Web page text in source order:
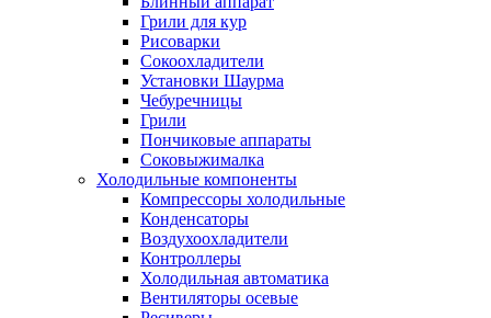
Грили для кур
Рисоварки
Сокоохладители
Установки Шаурма
Чебуречницы
Грили
Пончиковые аппараты
Соковыжималка
Холодильные компоненты
Компрессоры холодильные
Конденсаторы
Воздухоохладители
Контроллеры
Холодильная автоматика
Вентиляторы осевые